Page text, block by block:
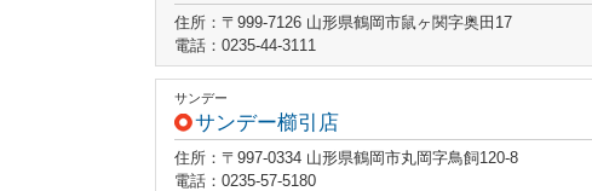
住所：〒999-7126 山形県鶴岡市鼠ヶ関字奥田17
電話：0235-44-3111
サンデー
サンデー櫛引店
住所：〒997-0334 山形県鶴岡市丸岡字鳥飼120-8
電話：0235-57-5180